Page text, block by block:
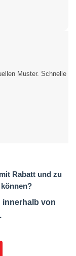
Muster. Schnelle
Rabatt und zu
innerhalb von